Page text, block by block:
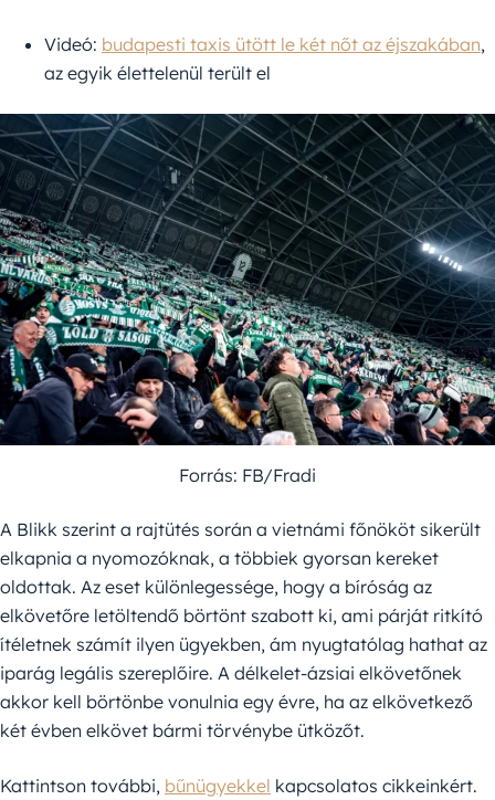
Videó: budapesti taxis ütött le két nőt az éjszakában,
az egyik élettelenül terült el
Forrás: FB/Fradi
A Blikk szerint a rajtütés során a vietnámi főnököt sikerült
elkapnia a nyomozóknak, a többiek gyorsan kereket
oldottak. Az eset különlegessége, hogy a bíróság az
elkövetőre letöltendő börtönt szabott ki, ami párját ritkító
ítéletnek számít ilyen ügyekben, ám nyugtatólag hathat az
iparág legális szereplőire. A délkelet-ázsiai elkövetőnek
akkor kell börtönbe vonulnia egy évre, ha az elkövetkező
két évben elkövet bármi törvénybe ütközőt.
Kattintson további, bűnügyekkel kapcsolatos cikkeinkért.